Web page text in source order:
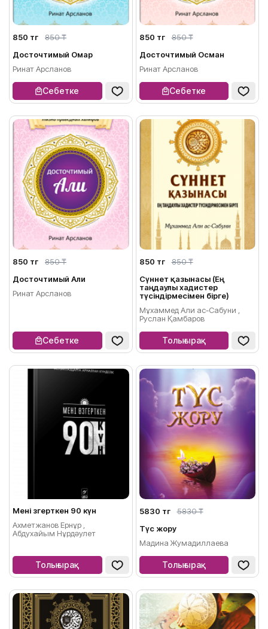
850 тг
850 ₸
Досточтимый Омар
Ринат Арсланов
Себетке
850 тг
850 ₸
Досточтимый Осман
Ринат Арсланов
Себетке
850 тг
850 ₸
Досточтимый Али
Ринат Арсланов
Себетке
850 тг
850 ₸
Сүннет қазынасы (Ең
таңдаулы хадистер
түсіндірмесімен бірге)
Мұхаммед Али ас-Сабуни ,
Руслан Қамбаров
Толығырақ
Мені өзгерткен 90 күн
Ахметжанов Ернұр ,
Абдухайым Нұрдәулет
Толығырақ
5830 тг
5830 ₸
Түс жору
Мадина Жумадиллаева
Толығырақ